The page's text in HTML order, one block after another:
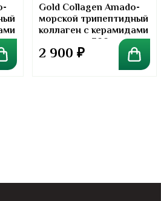
Gold Collagen Amado-
морской трипептидный
коллаген с керамидами
в порошке. 300 грамм
2 900 ₽